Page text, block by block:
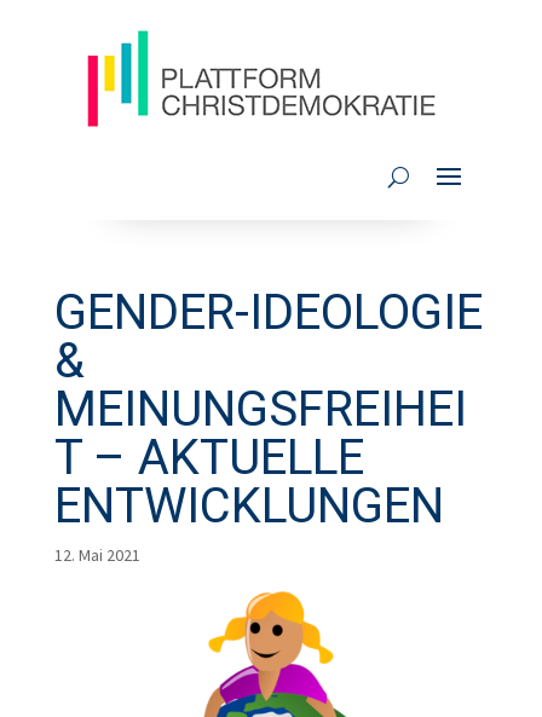
GENDER-IDEOLOGIE
&
MEINUNGSFREIHEI
T – AKTUELLE
ENTWICKLUNGEN
12. Mai 2021